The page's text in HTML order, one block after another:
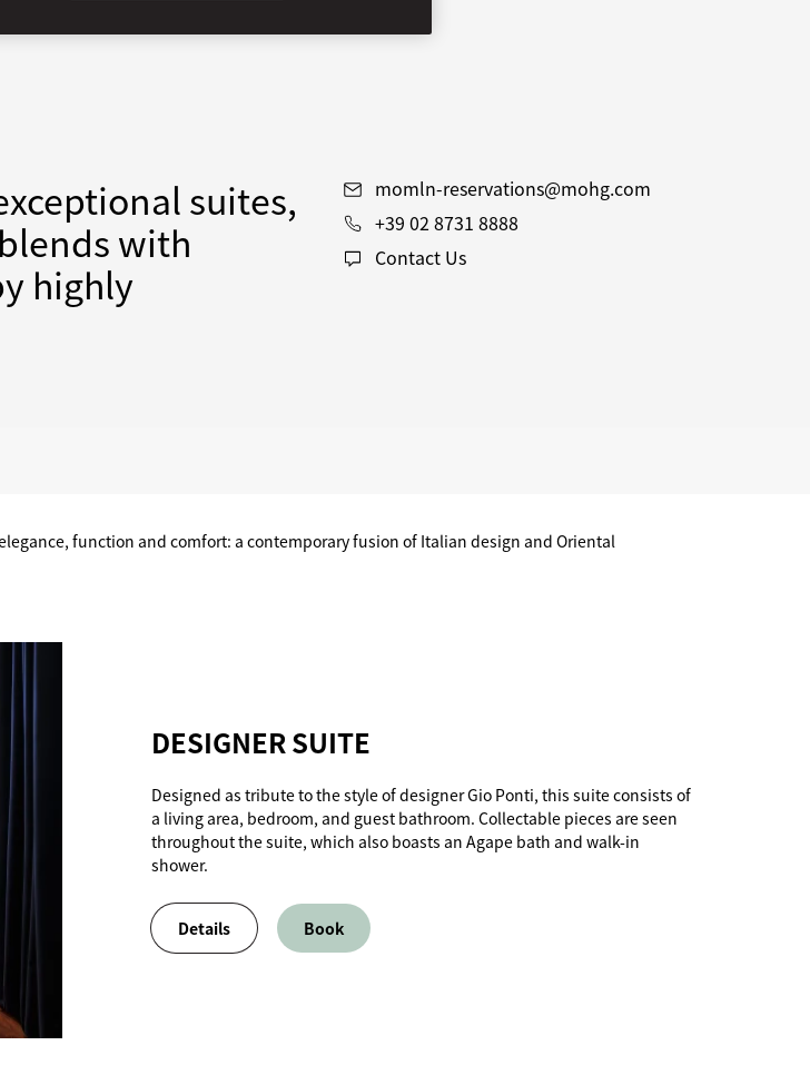
suites,
with
highly
momln-reservations@mohg.com
+39 02 8731 8888
Contact Us
function and comfort: a contemporary fusion of Italian design and Oriental
DESIGNER SUITE
Designed as tribute to the style of designer Gio Ponti, this suite consists of
a living area, bedroom, and guest bathroom. Collectable pieces are seen
throughout the suite, which also boasts an Agape bath and walk-in
shower.
Details Book